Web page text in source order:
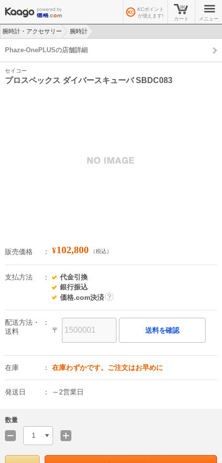
KCポイント
が使えます!
カート メニュー
腕時計・アクセサリー
腕時計
Phaze-OnePLUSの店舗詳細
セイコー
プロスペックス ダイバースキューバ SBDC083
販売価格 ¥102,800 （税込）
支払方法
代金引換
銀行振込
価格.com決済
配送方法・
送料
〒 送料を確認
在庫 在庫わずかです。ご注文はお早めに
発送日 ～2営業日
数量
1